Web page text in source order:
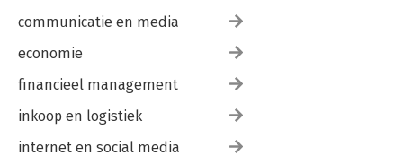
communicatie en media
economie
financieel management
inkoop en logistiek
internet en social media